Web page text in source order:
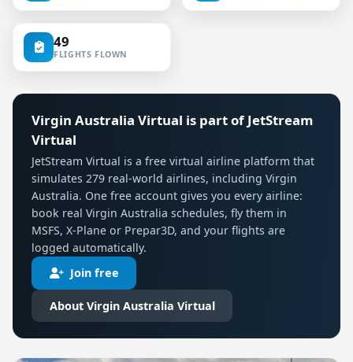
49
FLIGHTS FLOWN
Virgin Australia Virtual is part of JetStream
Virtual
JetStream Virtual is a free virtual airline platform that
simulates 279 real-world airlines, including Virgin
Australia. One free account gives you every airline:
book real Virgin Australia schedules, fly them in
MSFS, X-Plane or Prepar3D, and your flights are
logged automatically.
Join free
About Virgin Australia Virtual